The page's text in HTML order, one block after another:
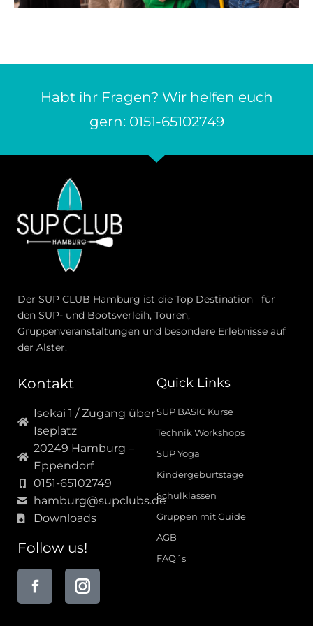
Habt ihr Fragen? Wir helfen euch
gern: 0151-65102749
Der SUP CLUB Hamburg ist die Top Destination für
den SUP- und Bootsverleih, Touren,
Gruppenveranstaltungen und besondere Erlebnisse auf
der Alster.
Kontakt
Isekai 1 / Zugang über
Iseplatz
20249 Hamburg –
Eppendorf
0151-65102749
hamburg@supclubs.de
Downloads
Follow us!
Quick Links
SUP BASIC Kurse
Technik Workshops
SUP Yoga
Kindergeburtstage
Schulklassen
Gruppen mit Guide
AGB
FAQ´s